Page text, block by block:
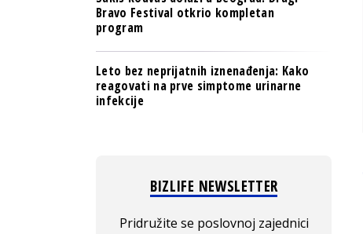
Bravo Festival otkrio kompletan
program
Leto bez neprijatnih iznenađenja: Kako
reagovati na prve simptome urinarne
infekcije
BIZLIFE NEWSLETTER
Pridružite se poslovnoj zajednici